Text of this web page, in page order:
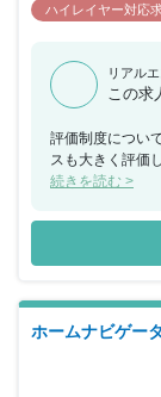
ハイレイヤー対応
リアル
この求
評価制度につい
スも大きく評価
会社です。
続きを読む >
ホームナビゲー